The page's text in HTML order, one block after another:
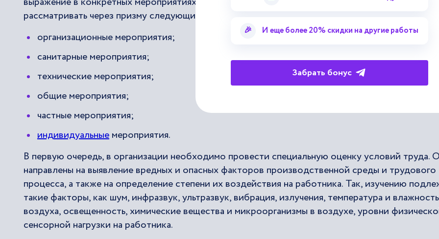
рассматривать через призму следующих групп:
организационные мероприятия;
санитарные мероприятия;
технические мероприятия;
общие мероприятия;
частные мероприятия;
индивидуальные мероприятия.
В первую очередь, в организации необходимо провести специальную оценку условий труда.
направлены на выявление вредных и опасных факторов производственной среды и трудового
процесса, а также на определение степени их воздействия на работника. Так, изучению
такие факторы, как шум, инфразвук, ультразвук, вибрация, излучения, температура и влажность
воздуха, освещенность, химические вещества и микроорганизмы в воздухе, уровни
сенсорной нагрузки на работника.
🎉 И еще более 20% скидки на другие работы
Забрать бонус